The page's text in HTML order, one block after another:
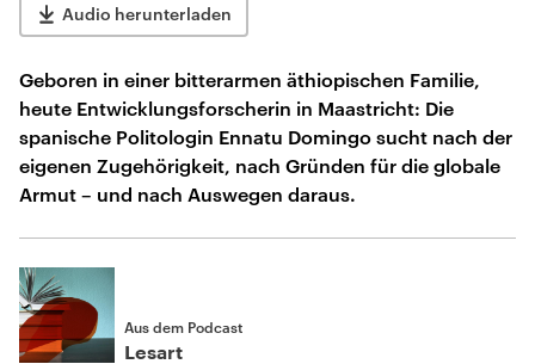
Audio herunterladen
Geboren in einer bitterarmen äthiopischen Familie,
heute Entwicklungsforscherin in Maastricht: Die
spanische Politologin Ennatu Domingo sucht nach der
eigenen Zugehörigkeit, nach Gründen für die globale
Armut – und nach Auswegen daraus.
Aus dem Podcast
Lesart